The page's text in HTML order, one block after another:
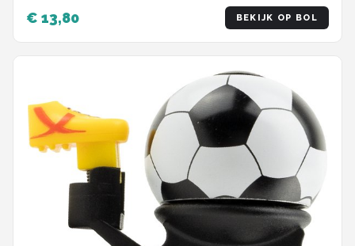
vervangingsslang voor fietspomp
€ 13,80 BEKIJK OP BOL